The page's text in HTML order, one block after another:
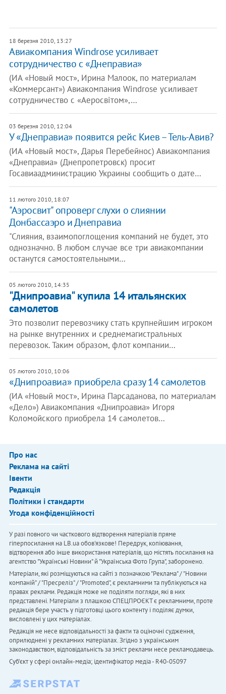
18 березня 2010, 13:27
Авиакомпания Windrose усиливает
сотрудничество с «Днеправиа»
(ИА «Новый мост», Ирина Малоок, по материалам
«Коммерсант») Авиакомпания Windrose усиливает
сотрудничество с «Аеросвітом»,…
03 березня 2010, 12:04
У «Днеправиа» появится рейс Киев – Тель-Авив?
(ИА «Новый мост», Дарья Перебейнос) Авиакомпания
«Днеправиа» (Днепропетровск) просит
Госавиаадминистрацию Украины сообщить о дате…
11 лютого 2010, 18:07
"Аэросвит" опроверг слухи о слиянии
Донбассаэро и Днеправиа
"Слияния, взаимопоглощения компаний не будет, это
однозначно. В любом случае все три авиакомпании
останутся самостоятельными…
05 лютого 2010, 14:35
"Днипроавиа" купила 14 итальянских
самолетов
Это позволит перевозчику стать крупнейшим игроком
на рынке внутренних и среднемагистральных
перевозок. Таким образом, флот компании…
05 лютого 2010, 10:06
«Днипроавиа» приобрела сразу 14 самолетов
(ИА «Новый мост», Ирина Парсаданова, по материалам
«Дело») Авиакомпания «Днипроавиа» Игоря
Коломойского приобрела 14 самолетов…
Про нас
Реклама на сайті
Івенти
Редакція
Політики і стандарти
Угода конфіденційності
У разі повного чи часткового відтворення матеріалів пряме
гіперпосилання на LB.ua обов'язкове! Передрук, копіювання,
відтворення або інше використання матеріалів, що містять посилання на
агентство "Українськi Новини" й "Українська Фото Група", заборонено.
Матеріали, які розміщуються на сайті з позначкою "Реклама" / "Новини
компаній" / "Пресреліз" / "Promoted", є рекламними та публікуються на
правах реклами. Редакція може не поділяти погляди, які в них
представлені. Матеріали з плашкою СПЕЦПРОЄКТ є рекламними, проте
редакція бере участь у підготовці цього контенту і поділяє думки,
висловлені у цих матеріалах.
Редакція не несе відповідальності за факти та оціночні судження,
оприлюднені у рекламних матеріалах. Згідно з українським
законодавством, відповідальність за зміст реклами несе рекламодавець.
Cуб'єкт у сфері онлайн-медіа; ідентифікатор медіа - R40-05097